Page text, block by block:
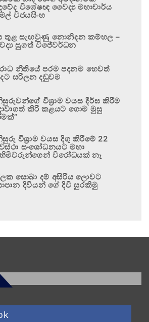
විශේෂඥ වෛද්‍ය මහාචාර්ය
විජයසිංහ
තුළ සැඟවුණු නොනිදන කම්හල –
සුගත් විජේවර්ධන
නීතියේ පරම පදනම හෙවත්
සරිලන දඬුවම
විශ්‍රාම වයස දීර්ඝ කිරීම
කිරි කළයට ගොම මුසු
විශ්‍රාම වයස දිගු කිරීමේ 22
සංශෝධනයට මහා
විරෝධයක් නෑ
සොබා දම් අසිරිය ලොවට
දිවියන් ගේ දිවි සුරකිමු